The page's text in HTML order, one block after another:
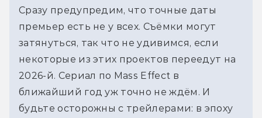
Сразу предупредим, что точные даты
премьер есть не у всех. Съёмки могут
затянуться, так что не удивимся, если
некоторые из этих проектов переедут на
2026-й. Сериал по Mass Effect в
ближайший год уж точно не ждём. И
будьте осторожны с трейлерами: в эпоху